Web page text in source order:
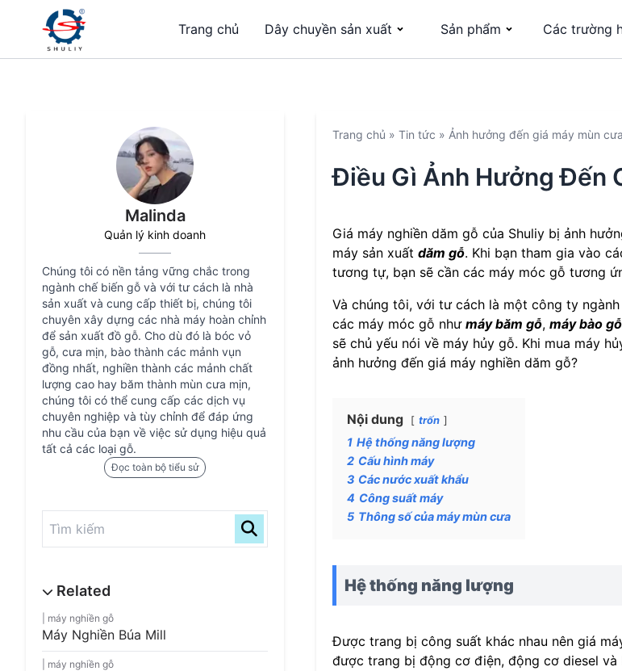
Trang chủ Dây chuyền sản xuất Sản phẩm Các trường
Malinda
Quản lý kinh doanh
Chúng tôi có nền tảng vững chắc trong
ngành chế biến gỗ và với tư cách là nhà
sản xuất và cung cấp thiết bị, chúng tôi
chuyên xây dựng các nhà máy hoàn chỉnh
để sản xuất đồ gỗ. Cho dù đó là bóc vỏ
gỗ, cưa mịn, bào thành các mảnh vụn
đồng nhất, nghiền thành các mảnh chất
lượng cao hay băm thành mùn cưa mịn,
chúng tôi có thể cung cấp các dịch vụ
chuyên nghiệp và tùy chỉnh để đáp ứng
nhu cầu của bạn về việc sử dụng hiệu quả
tất cả các loại gỗ.
Đọc toàn bộ tiểu sử
máy nghiền gỗ
Máy Nghiền Búa Mill
máy nghiền gỗ
Trang chủ » Tin tức » Ảnh hưởng đến giá máy mùn
Điều Gì Ảnh Hưởng Đến
Giá máy nghiền dăm gỗ của Shuliy bị ảnh
máy sản xuất dăm gỗ. Khi bạn tham gia vào
tương tự, bạn sẽ cần các máy móc gỗ tương
Và chúng tôi, với tư cách là một công ty
các máy móc gỗ như máy băm gỗ, máy bào gỗ
sẽ chủ yếu nói về máy hủy gỗ. Khi mua máy
ảnh hưởng đến giá máy nghiền dăm gỗ?
Nội dung trốn
1 Hệ thống năng lượng
2 Cấu hình máy
3 Các nước xuất khẩu
4 Công suất máy
5 Thông số của máy mùn cưa
Hệ thống năng lượng
Được trang bị công suất khác nhau nên giá
được trang bị động cơ điện, động cơ diesel